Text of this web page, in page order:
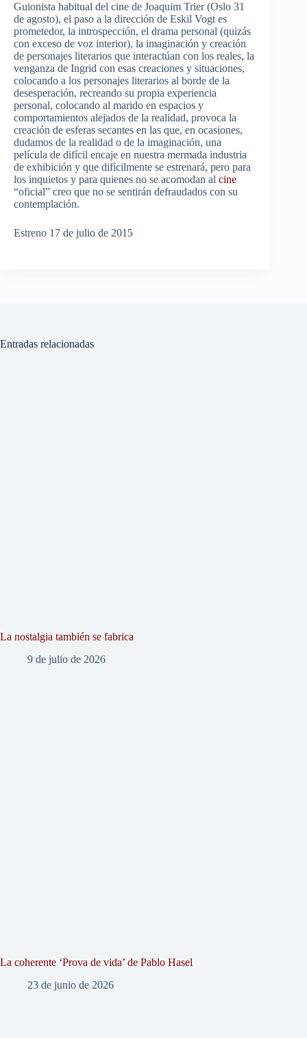
Guionista habitual del cine de Joaquim Trier (Oslo 31
de agosto), el paso a la dirección de Eskil Vogt es
prometedor, la introspección, el drama personal (quizás
con exceso de voz interior), la imaginación y creación
de personajes literarios que interactúan con los reales, la
venganza de Ingrid con esas creaciones y situaciones,
colocando a los personajes literarios al borde de la
desesperación, recreando su propia experiencia
personal, colocando al marido en espacios y
comportamientos alejados de la realidad, provoca la
creación de esferas secantes en las que, en ocasiones,
dudamos de la realidad o de la imaginación, una
película de difícil encaje en nuestra mermada industria
de exhibición y que difícilmente se estrenará, pero para
los inquietos y para quienes no se acomodan al cine
“oficial” creo que no se sentirán defraudados con su
contemplación.
Estreno 17 de julio de 2015
Entradas relacionadas
La nostalgia también se fabrica
9 de julio de 2026
La coherente ‘Prova de vida’ de Pablo Hasel
23 de junio de 2026